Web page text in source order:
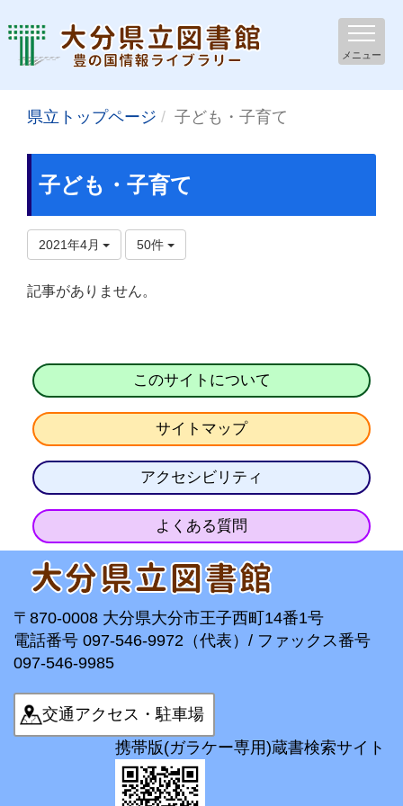
メニュー
県立トップページ 子ども・子育て
子ども・子育て
2021年4月 50件
記事がありません。
このサイトについて
サイトマップ
アクセシビリティ
よくある質問
〒870-0008 大分県大分市王子西町14番1号
電話番号 097-546-9972（代表）/ ファックス番号
097-546-9985
交通アクセス・駐車場
携帯版(ガラケー専用)蔵書検索サイト